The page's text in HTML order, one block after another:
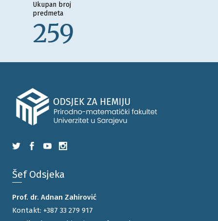
Ukupan broj
predmeta
259
Šef Odsjeka
Prof. dr. Adnan Zahirović
Kontakt: +387 33 279 917